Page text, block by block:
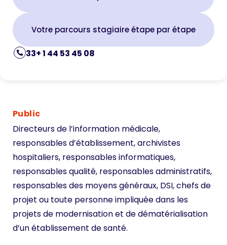
Votre parcours stagiaire étape par étape
33+ 1 44 53 45 08
Public
Directeurs de l’information médicale,
responsables d’établissement, archivistes
hospitaliers, responsables informatiques,
responsables qualité, responsables administratifs,
responsables des moyens généraux, DSI, chefs de
projet ou toute personne impliquée dans les
projets de modernisation et de dématérialisation
d’un établissement de santé.